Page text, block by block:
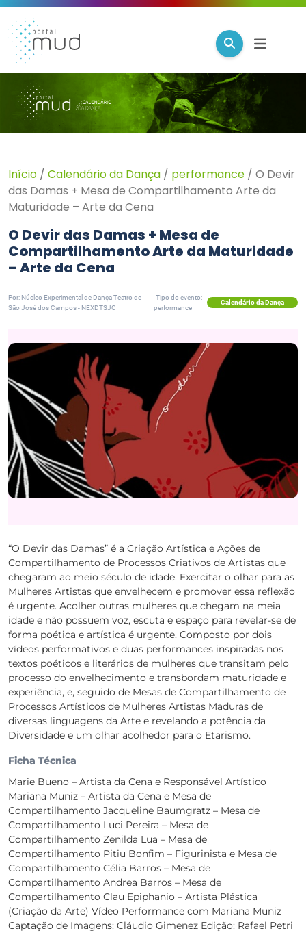
Início / Calendário da Dança / performance / O Devir
das Damas + Mesa de Compartilhamento Arte da
Maturidade – Arte da Cena
O Devir das Damas + Mesa de
Compartilhamento Arte da Maturidade
– Arte da Cena
Por: Núcleo Experimental de Dança Teatro de
São José dos Campos - NEXDTSJC
Tipo do evento:
performance
Calendário da Dança
“O Devir das Damas” é a Criação Artística e Ações de
Compartilhamento de Processos Criativos de Artistas que
chegaram ao meio século de idade. Exercitar o olhar para as
Mulheres Artistas que envelhecem e promover essa reflexão
é urgente. Acolher outras mulheres que chegam na meia
idade e não possuem voz, escuta e espaço para revelar-se de
forma poética e artística é urgente. Composto por dois
vídeos performativos e duas performances inspiradas nos
textos poéticos e literários de mulheres que transitam pelo
processo do envelhecimento e transbordam maturidade e
experiência, e, seguido de Mesas de Compartilhamento de
Processos Artísticos de Mulheres Artistas Maduras de
diversas linguagens da Arte e revelando a potência da
Diversidade e um olhar acolhedor para o Etarismo.
Ficha Técnica
Marie Bueno – Artista da Cena e Responsável Artístico
Mariana Muniz – Artista da Cena e Mesa de
Compartilhamento Jacqueline Baumgratz – Mesa de
Compartilhamento Luci Pereira – Mesa de
Compartilhamento Zenilda Lua – Mesa de
Compartilhamento Pitiu Bonfim – Figurinista e Mesa de
Compartilhamento Célia Barros – Mesa de
Compartilhamento Andrea Barros – Mesa de
Compartilhamento Clau Epiphanio – Artista Plástica
(Criação da Arte) Vídeo Performance com Mariana Muniz
Captação de Imagens: Cláudio Gimenez Edição: Rafael Petri